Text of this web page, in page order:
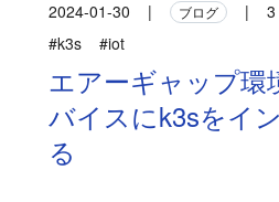
2024-01-30 | ブログ |
#k3s
#iot
エアーギャップ環
バイスにk3sをイ
る